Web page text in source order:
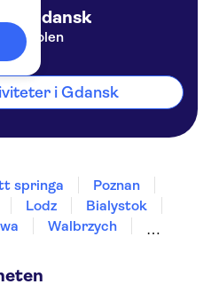
Gdansk
Polen
i Gdansk
springa
Poznan
Lodz
Bialystok
Walbrzych